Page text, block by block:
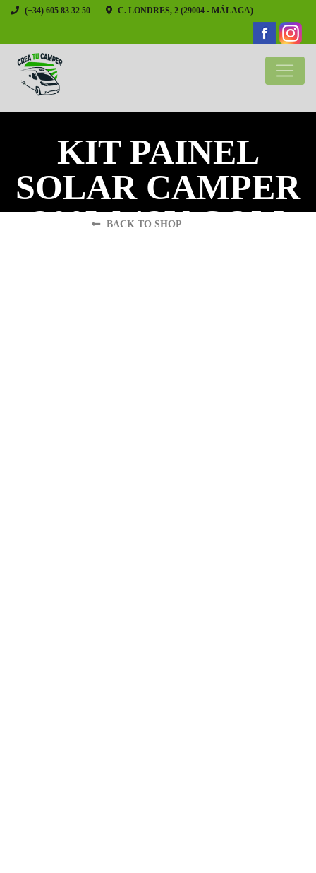
(+34) 605 83 32 50 C. LONDRES, 2 (29004 - MÁLAGA)
KIT PAINEL
SOLAR CAMPER
200W 12V COM
BACK TO SHOP